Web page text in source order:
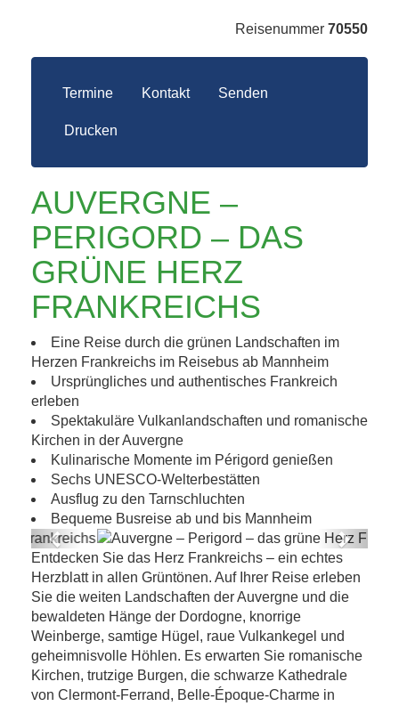
Reisenummer 70550
Termine Kontakt Senden
Drucken
AUVERGNE –
PERIGORD – DAS
GRÜNE HERZ
FRANKREICHS
Eine Reise durch die grünen Landschaften im
Herzen Frankreichs im Reisebus ab Mannheim
Ursprüngliches und authentisches Frankreich
erleben
Spektakuläre Vulkanlandschaften und romanische
Kirchen in der Auvergne
Kulinarische Momente im Périgord genießen
Sechs UNESCO-Welterbestätten
Ausflug zu den Tarnschluchten
Bequeme Busreise ab und bis Mannheim
Auvergne – Perigord – das grüne Herz
Frankreichs
Previous Next
Entdecken Sie das Herz Frankreichs – ein echtes
Herzblatt in allen Grüntönen. Auf Ihrer Reise erleben
Sie die weiten Landschaften der Auvergne und die
bewaldeten Hänge der Dordogne, knorrige
Weinberge, samtige Hügel, raue Vulkankegel und
geheimnisvolle Höhlen. Es erwarten Sie romanische
Kirchen, trutzige Burgen, die schwarze Kathedrale
von Clermont-Ferrand, Belle-Époque-Charme in